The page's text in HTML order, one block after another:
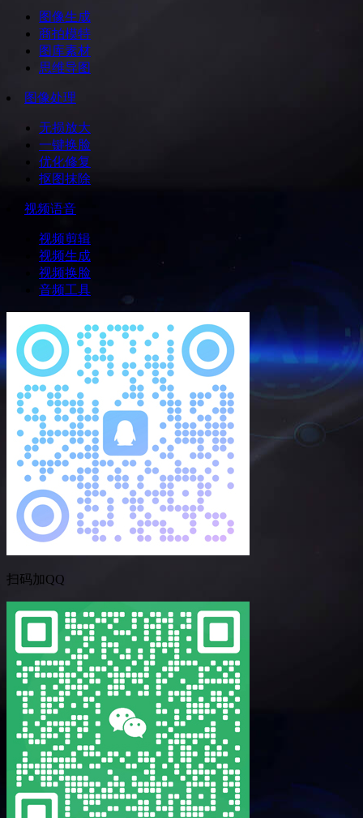
图像生成
商拍模特
图库素材
思维导图
图像处理
无损放大
一键换脸
优化修复
抠图抹除
视频语音
视频剪辑
视频生成
视频换脸
音频工具
扫码加QQ